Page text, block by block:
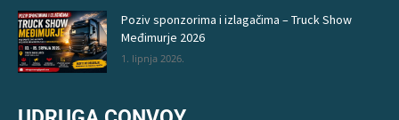
Poziv sponzorima i izlagačima – Truck Show
Međimurje 2026
1. lipnja 2026.